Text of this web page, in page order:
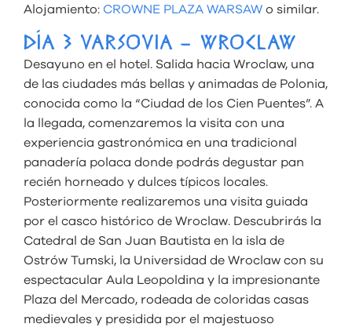
Alojamiento: CROWNE PLAZA WARSAW o similar.
DÍA 3 VARSOVIA – WROCLAW
Desayuno en el hotel. Salida hacia Wroclaw, una
de las ciudades más bellas y animadas de Polonia,
conocida como la “Ciudad de los Cien Puentes”. A
la llegada, comenzaremos la visita con una
experiencia gastronómica en una tradicional
panadería polaca donde podrás degustar pan
recién horneado y dulces típicos locales.
Posteriormente realizaremos una visita guiada
por el casco histórico de Wroclaw. Descubrirás la
Catedral de San Juan Bautista en la isla de
Ostrów Tumski, la Universidad de Wroclaw con su
espectacular Aula Leopoldina y la impresionante
Plaza del Mercado, rodeada de coloridas casas
medievales y presidida por el majestuoso